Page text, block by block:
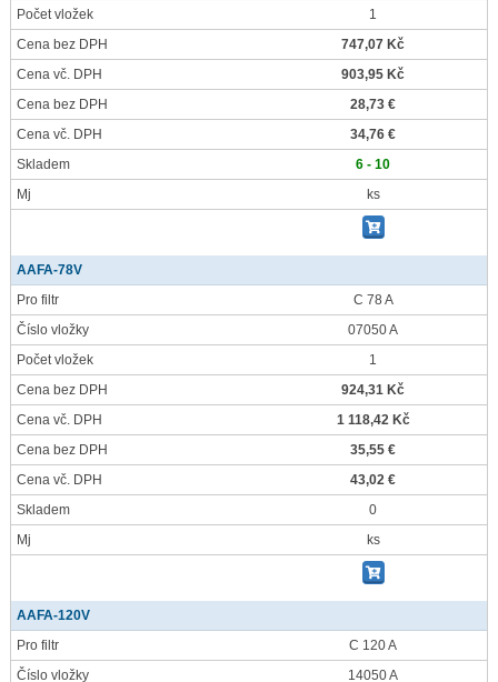
Počet vložek
1
Cena bez DPH
747,07 Kč
Cena vč. DPH
903,95 Kč
Cena bez DPH
28,73 €
Cena vč. DPH
34,76 €
Skladem
6 - 10
Mj
ks
AAFA-78V
Pro filtr
C 78 A
Číslo vložky
07050 A
Počet vložek
1
Cena bez DPH
924,31 Kč
Cena vč. DPH
1 118,42 Kč
Cena bez DPH
35,55 €
Cena vč. DPH
43,02 €
Skladem
0
Mj
ks
AAFA-120V
Pro filtr
C 120 A
Číslo vložky
14050 A